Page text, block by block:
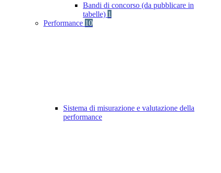
Bandi di concorso (da pubblicare in
tabelle) 1
Performance 10
Sistema di misurazione e valutazione della
performance